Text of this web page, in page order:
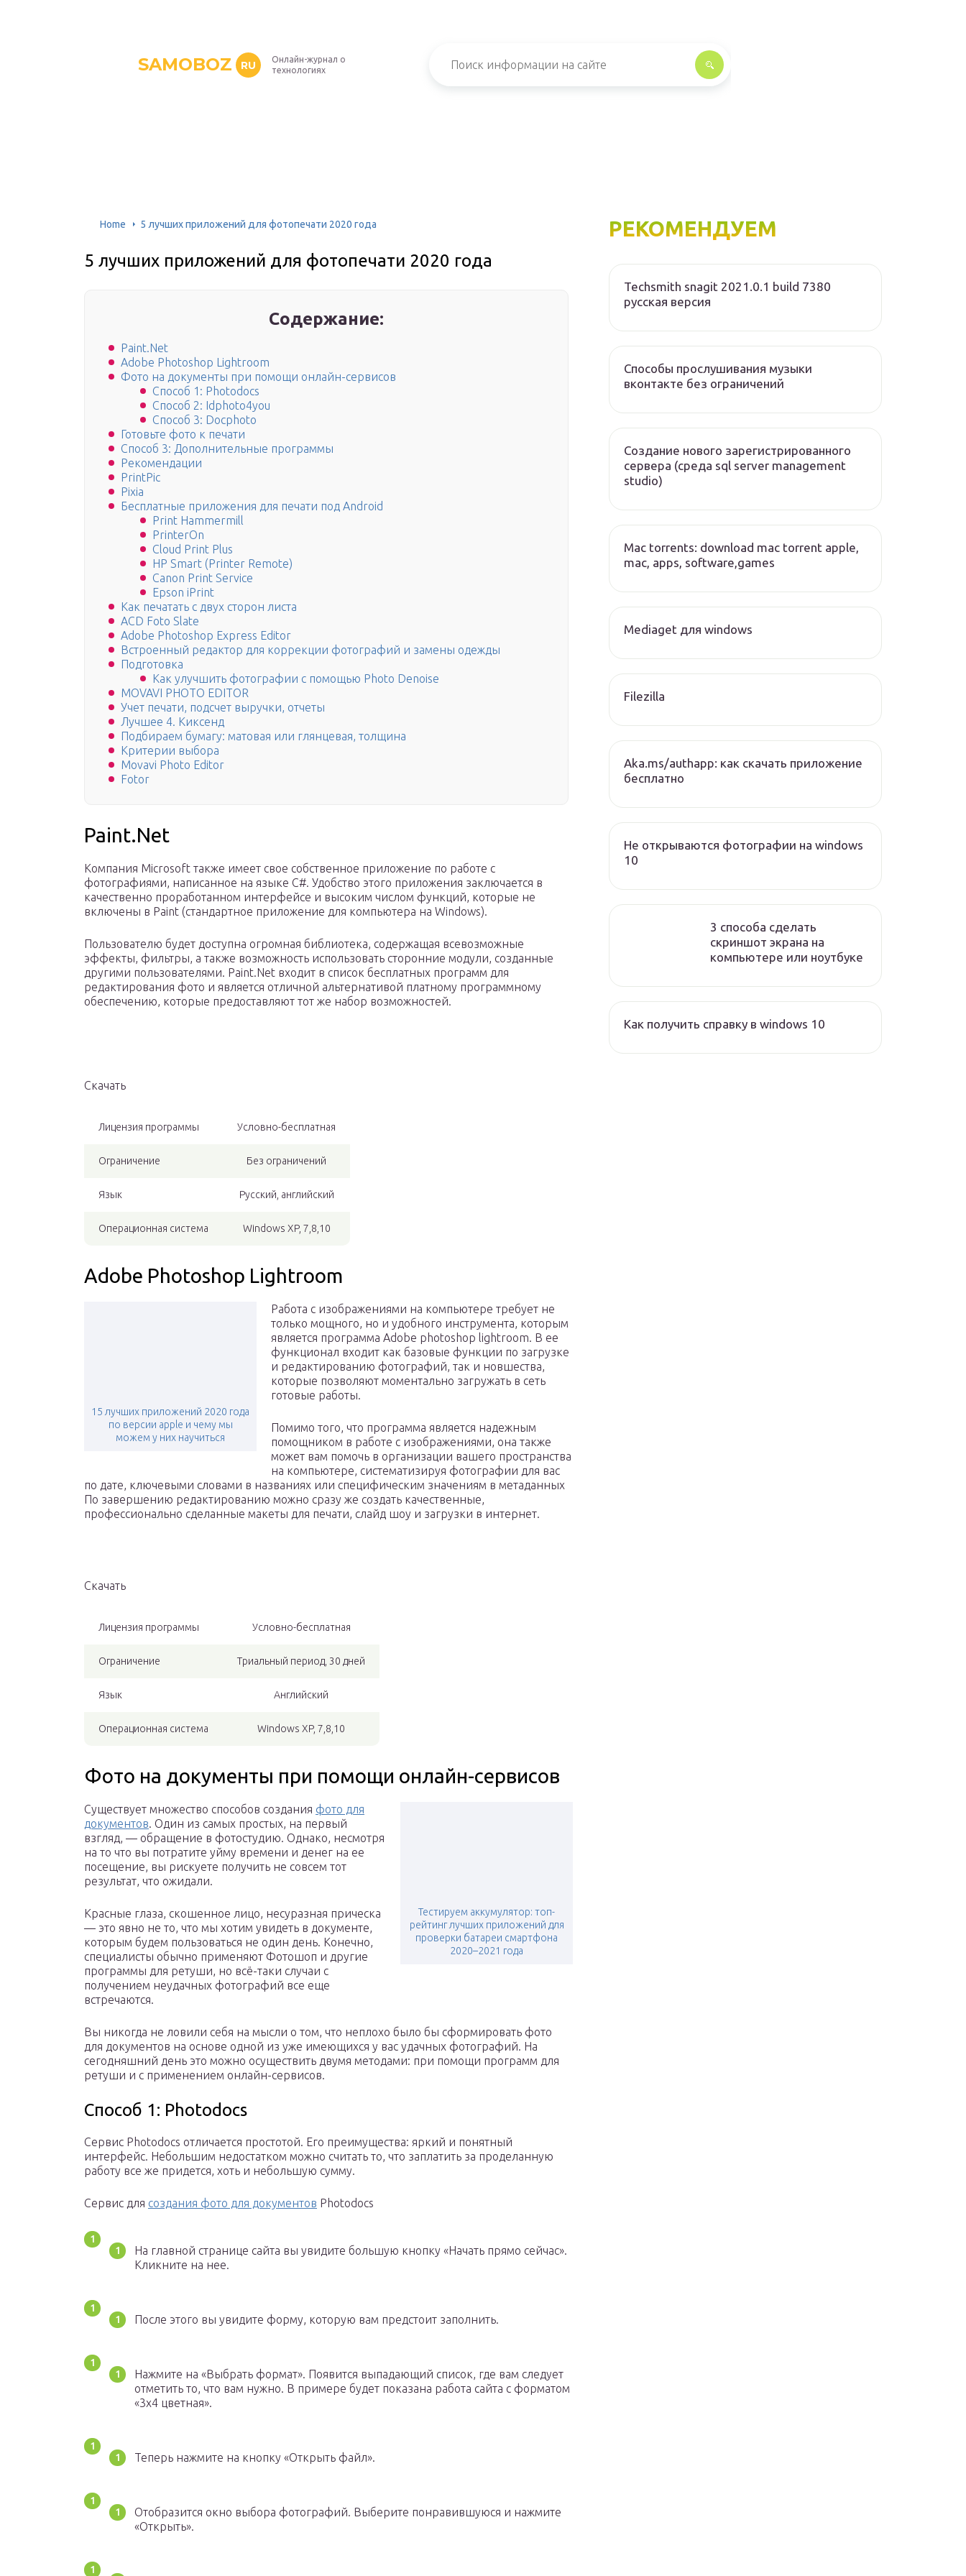
SAMOBOZ RU
Онлайн-журнал о
технологиях
Home 5 лучших приложений для фотопечати 2020 года
5 лучших приложений для фотопечати 2020 года
Содержание:
Paint.Net
Adobe Photoshop Lightroom
Фото на документы при помощи онлайн-сервисов
Способ 1: Photodocs
Способ 2: Idphoto4you
Способ 3: Docphoto
Готовьте фото к печати
Способ 3: Дополнительные программы
Рекомендации
PrintPic
Pixia
Бесплатные приложения для печати под Android
Print Hammermill
PrinterOn
Cloud Print Plus
HP Smart (Printer Remote)
Canon Print Service
Epson iPrint
Как печатать с двух сторон листа
ACD Foto Slate
Adobe Photoshop Express Editor
Встроенный редактор для коррекции фотографий и замены одежды
Подготовка
Как улучшить фотографии с помощью Photo Denoise
MOVAVI PHOTO EDITOR
Учет печати, подсчет выручки, отчеты
Лучшее 4. Киксенд
Подбираем бумагу: матовая или глянцевая, толщина
Критерии выбора
Movavi Photo Editor
Fotor
Paint.Net
Компания Microsoft также имеет свое собственное приложение по работе с
фотографиями, написанное на языке C#. Удобство этого приложения заключается в
качественно проработанном интерфейсе и высоким числом функций, которые не
включены в Paint (стандартное приложение для компьютера на Windows).
Пользователю будет доступна огромная библиотека, содержащая всевозможные
эффекты, фильтры, а также возможность использовать сторонние модули, созданные
другими пользователями. Paint.Net входит в список бесплатных программ для
редактирования фото и является отличной альтернативой платному программному
обеспечению, которые предоставляют тот же набор возможностей.
Скачать
Лицензия программы Условно-бесплатная
Ограничение Без ограничений
Язык Русский, английский
Операционная система Windows XP, 7,8,10
Adobe Photoshop Lightroom
15 лучших приложений 2020 года
по версии apple и чему мы
можем у них научиться
Работа с изображениями на компьютере требует не
только мощного, но и удобного инструмента, которым
является программа Adobe photoshop lightroom. В ее
функционал входит как базовые функции по загрузке
и редактированию фотографий, так и новшества,
которые позволяют моментально загружать в сеть
готовые работы.
Помимо того, что программа является надежным
помощником в работе с изображениями, она также
может вам помочь в организации вашего пространства
на компьютере, систематизируя фотографии для вас
по дате, ключевыми словами в названиях или специфическим значениям в метаданных
По завершению редактированию можно сразу же создать качественные,
профессионально сделанные макеты для печати, слайд шоу и загрузки в интернет.
Скачать
Лицензия программы Условно-бесплатная
Ограничение Триальный период, 30 дней
Язык Английский
Операционная система Windows XP, 7,8,10
Фото на документы при помощи онлайн-сервисов
Тестируем аккумулятор: топ-
рейтинг лучших приложений для
проверки батареи смартфона
2020–2021 года
Существует множество способов создания фото для
документов. Один из самых простых, на первый
взгляд, — обращение в фотостудию. Однако, несмотря
на то что вы потратите уйму времени и денег на ее
посещение, вы рискуете получить не совсем тот
результат, что ожидали.
Красные глаза, скошенное лицо, несуразная прическа
— это явно не то, что мы хотим увидеть в документе,
которым будем пользоваться не один день. Конечно,
специалисты обычно применяют Фотошоп и другие
программы для ретуши, но всё-таки случаи с
получением неудачных фотографий все еще
встречаются.
Вы никогда не ловили себя на мысли о том, что неплохо было бы сформировать фото
для документов на основе одной из уже имеющихся у вас удачных фотографий. На
сегодняшний день это можно осуществить двумя методами: при помощи программ для
ретуши и с применением онлайн-сервисов.
Способ 1: Photodocs
Сервис Photodocs отличается простотой. Его преимущества: яркий и понятный
интерфейс. Небольшим недостатком можно считать то, что заплатить за проделанную
работу все же придется, хоть и небольшую сумму.
Сервис для создания фото для документов Photodocs
На главной странице сайта вы увидите большую кнопку «Начать прямо сейчас».
Кликните на нее.
После этого вы увидите форму, которую вам предстоит заполнить.
Нажмите на «Выбрать формат». Появится выпадающий список, где вам следует
отметить то, что вам нужно. В примере будет показана работа сайта с форматом
«3х4 цветная».
Теперь нажмите на кнопку «Открыть файл».
Отобразится окно выбора фотографий. Выберите понравившуюся и нажмите
«Открыть».
РЕКОМЕНДУЕМ
Techsmith snagit 2021.0.1 build 7380
русская версия
Способы прослушивания музыки
вконтакте без ограничений
Создание нового зарегистрированного
сервера (среда sql server management
studio)
Mac torrents: download mac torrent apple,
mac, apps, software,games
Mediaget для windows
Filezilla
Aka.ms/authapp: как скачать приложение
бесплатно
Не открываются фотографии на windows
10
3 способа сделать
скриншот экрана на
компьютере или ноутбуке
Как получить справку в windows 10